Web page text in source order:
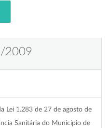
2009
Lei 1.283 de 27 de agosto de
Sanitária do Município de